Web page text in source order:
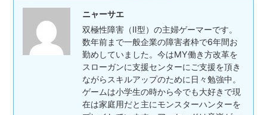
ニャーサエ
双極性障害（Ⅱ型）の主婦ゲーマーです。
数年前まで一般企業の障害者枠で6年間お
勤めしていました。今はMY働き方改革を
スローガンに支援センターにご支援を頂き
ながらスキルアップのために日々勉強中。
ゲームは小学生の時から今でも大好きで現
在は家庭用だと主にモンスターハンターを